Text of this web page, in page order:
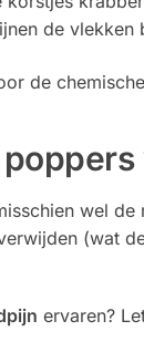
de vlekken
de
wel
(wat
ervaren?